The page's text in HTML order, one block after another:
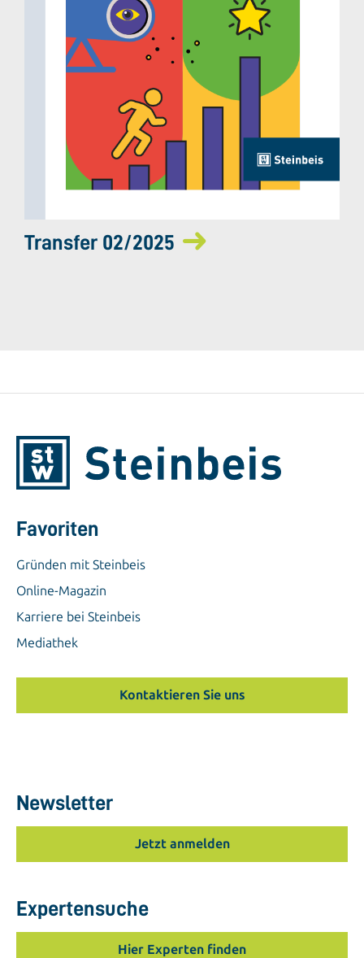
Transfer 02/2025
Favoriten
Gründen mit Steinbeis
Online-Magazin
Karriere bei Steinbeis
Mediathek
Kontaktieren Sie uns
Newsletter
Jetzt anmelden
Expertensuche
Hier Experten finden